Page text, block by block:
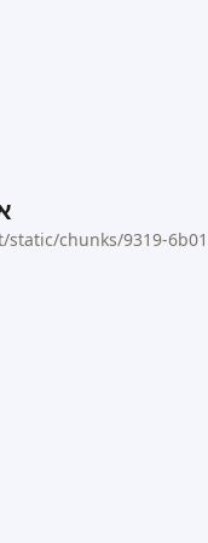
chunks/9319-